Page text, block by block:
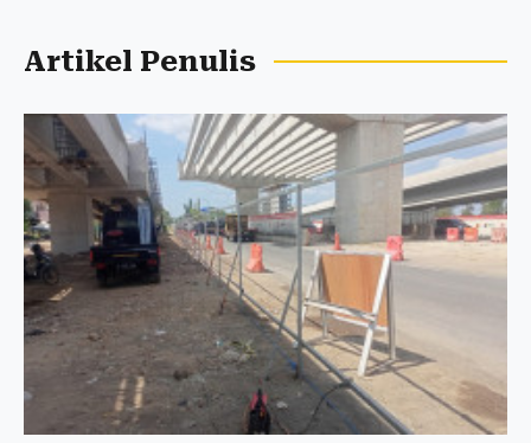
Artikel Penulis